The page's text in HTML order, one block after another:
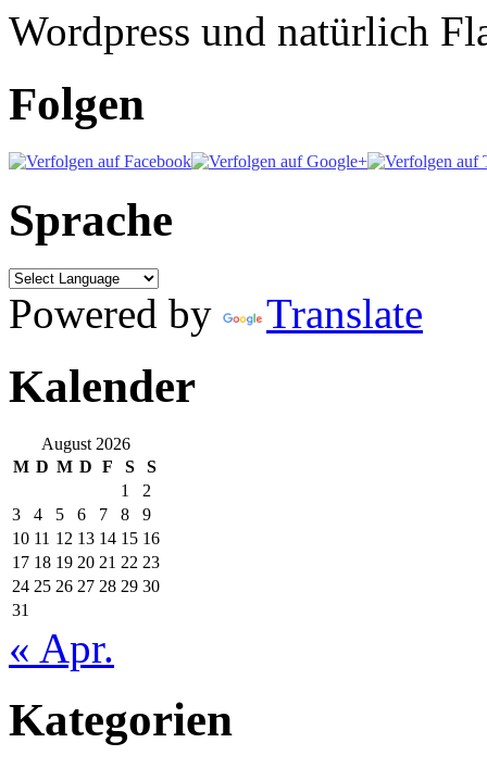
Wordpress und natürlich
Folgen
Sprache
Powered by Translate
Kalender
August 2026
M D M D F S
S
1
2
3
4 5 6 7 8
9
10 11 12 13 14 15 16
17 18 19 20 21 22 23
24 25 26 27 28 29 30
31
« Apr.
Kategorien